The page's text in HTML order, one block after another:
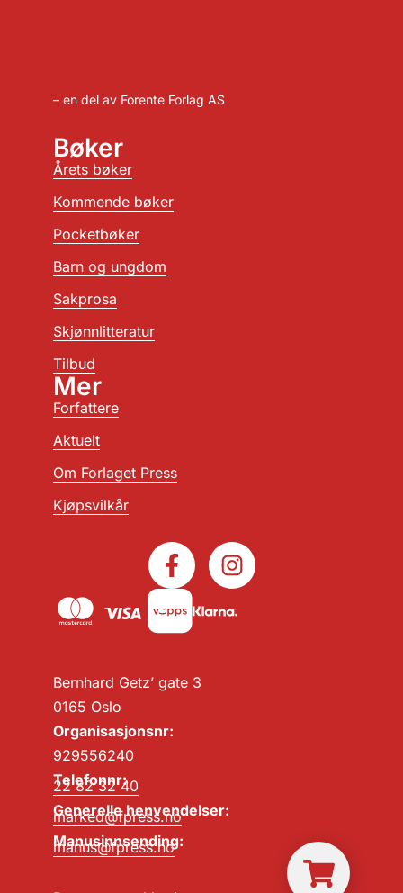
– en del av Forente Forlag AS
Bernhard Getz’ gate 3
0165 Oslo
Organisasjonsnr:
929556240
Telefonnr:
22 82 32 40
Generelle henvendelser:
marked@fpress.no
Manusinnsending:
manus@fpress.no
Bøker
Årets bøker
Kommende bøker
Pocketbøker
Barn og ungdom
Sakprosa
Skjønnlitteratur
Tilbud
Mer
Forfattere
Aktuelt
Om Forlaget Press
Kjøpsvilkår